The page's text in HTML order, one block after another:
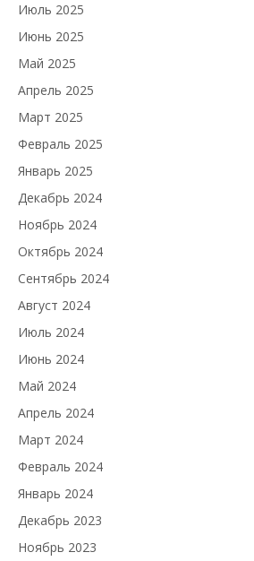
Июль 2025
Июнь 2025
Май 2025
Апрель 2025
Март 2025
Февраль 2025
Январь 2025
Декабрь 2024
Ноябрь 2024
Октябрь 2024
Сентябрь 2024
Август 2024
Июль 2024
Июнь 2024
Май 2024
Апрель 2024
Март 2024
Февраль 2024
Январь 2024
Декабрь 2023
Ноябрь 2023